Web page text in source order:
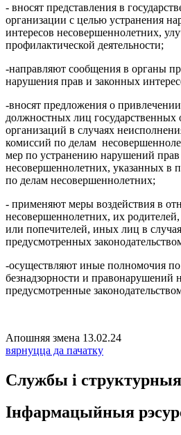
- вносят представления в
организации с целью устранения
интересов несовершеннолетних,
профилактической деятельности;
-направляют сообщения в органы
нарушения прав и законных
-вносят предложения о
должностных лиц
организаций в случаях
комиссий по делам
мер по устранению нарушений прав
несовершеннолетних, указанных в
по делам несовершеннолетних;
- применяют меры воздействия в
несовершеннолетних, их
или попечителей, иных лиц в
предусмотренных
-осуществляют иные полномочия
безнадзорности и правонарушений
предусмотренные
Апошняя змена 13.02.24
вярнуцца да пачатку
Службы і структурныя
Інфармацыйныя